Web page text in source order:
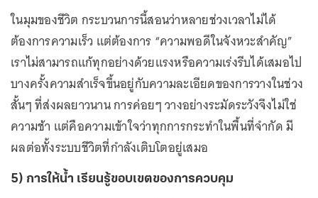
ในมุมของชีวิต กระบวนการนี้สอนว่าหลายช่วงเวลาไม่ได้
ต้องการความเร็ว แต่ต้องการ “ความพอดีในจังหวะสำคัญ”
เราไม่สามารถแก้ทุกอย่างด้วยแรงหรือความเร่งรีบได้เสมอไป
บางครั้งความสำเร็จขึ้นอยู่กับความละเอียดของการวางในช่วง
สั้นๆ ที่ส่งผลยาวนาน การค่อยๆ วางอย่างระมัดระวังจึงไม่ใช่
ความช้า แต่คือความเข้าใจว่าทุกการกระทำในพื้นที่จำกัด มี
ผลต่อทั้งระบบชีวิตที่กำลังเติบโตอยู่เสมอ
5) การให้น้ำ เรียนรู้ขอบเขตของการควบคุม